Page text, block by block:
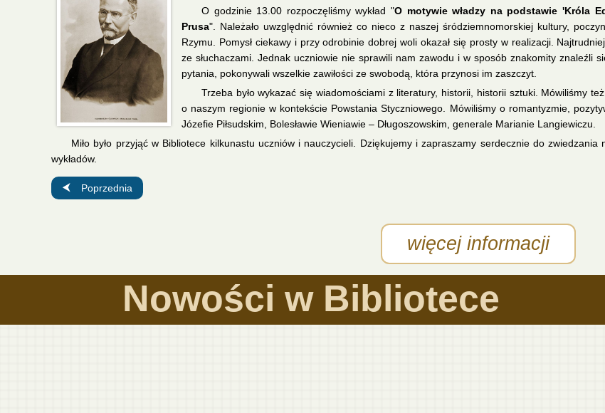
O godzinie 13.00 rozpoczęliśmy wykład "O motywie władzy na podstawie 'Króla
Prusa". Należało uwzględnić również co nieco z naszej śródziemnomorskiej kultury,
Rzymu. Pomysł ciekawy i przy odrobinie dobrej woli okazał się prosty w realizacji.
ze słuchaczami. Jednak uczniowie nie sprawili nam zawodu i w sposób znakomity znaleźli
pytania, pokonywali wszelkie zawiłości ze swobodą, która przynosi im zaszczyt.
Trzeba było wykazać się wiadomościami z literatury, historii, historii sztuki. Mówiliśmy
o naszym regionie w kontekście Powstania Styczniowego. Mówiliśmy o romantyzmie,
Józefie Piłsudskim, Bolesławie Wieniawie – Długoszowskim, generale Marianie Langiewiczu.
Miło było przyjąć w Bibliotece kilkunastu uczniów i nauczycieli. Dziękujemy i zapraszamy serdecznie do zwiedzania
wykładów.
Poprzednia strona: Spotkanie autorskie z Janem Chruślińskim.
Poprzednia
więcej informacji
Nowości w Bibliotece